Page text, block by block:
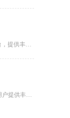
tom影院app是一款手机上的免费追剧平台，提供丰富的影视资源，包括各种类型的剧集，让用户可以轻松在线观看。不仅有高清的画质播放，还能实时更新最新的资源，而且所有内容都是免费的，无需会员。让用户可以随时随地
冷眸软件库是一个资源多多的平台，为用户提供丰富多样的资源下载服务。不仅包括影视、音乐、文档等多种类型的资源，还有各种各样的游戏、工具和应用程序。用户可以轻松地在该平台上搜索并下载所需的资源。冷眸软件库